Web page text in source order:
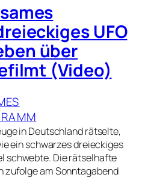
UFO
über
(Video)
in Deutschland rätselte,
ein schwarzes dreieckiges
schwebte. Die rätselhafte
zufolge am Sonntagabend